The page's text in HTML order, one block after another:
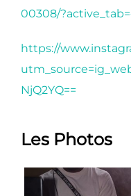
00308/
https://
NjQ2YQ==
Les Photos